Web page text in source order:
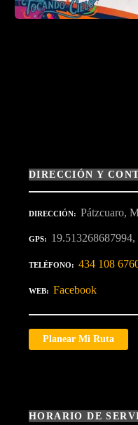
DIRECCIÓN Y
DIRECCIÓN Pátzcuaro,
GPS
TELÉFONO 434 108
WEB Facebook
Planear Mi Ruta
HORARIO DE